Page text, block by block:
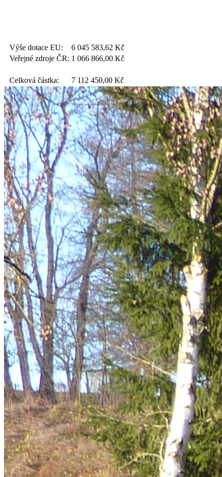
Výše dotace EU: 6 045 583,62 Kč
Veřejné zdroje ČR: 1 066 866,00 Kč
Celková částka: 7 112 450,00 Kč